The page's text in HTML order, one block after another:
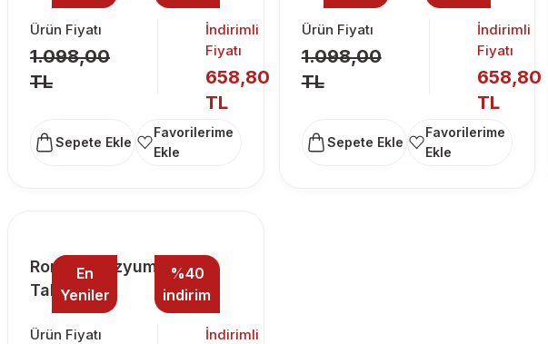
Ürün Fiyatı
1.098,00
TL
İndirimli
Fiyatı
658,80
TL
Sepete Ekle
Ürün Fiyatı
1.098,00
TL
İndirimli
Fiyatı
658,80
TL
Sepete Ekle
%40
indirim
En
Yeniler
Roma Kolezyum Cam
Tablo
Ürün Fiyatı
İndirimli